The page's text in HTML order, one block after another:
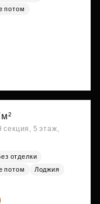
потом
секция, 5 этаж,
отделки
потом
Лоджия